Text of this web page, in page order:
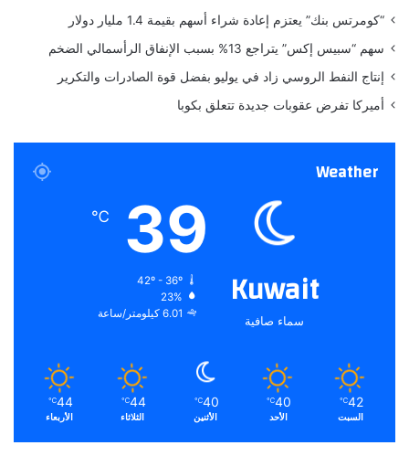
" “كومرتس بنك” يعتزم إعادة شراء أسهم بقيمة 1.4 مليار دولار
سهم “سبيس إكس” يتراجع 13% بسبب الإنفاق الرأسمالي الضخم
إنتاج النفط الروسي زاد في يوليو بفضل قوة الصادرات والتكرير
أميركا تفرض عقوبات جديدة تتعلق بكوبا
Weather
Kuwait
سماء صافية
39
℃
42º - 36º
23%
6.01 كيلومتر/ساعة
42
℃
السبت
40
℃
الأحد
40
℃
الأثنين
44
℃
الثلاثاء
44
℃
الأربعاء